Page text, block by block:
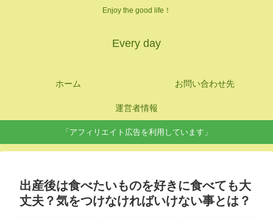
Enjoy the good life！
Every day
ホーム お問い合わせ先
運営者情報
「アフィリエイト広告を利用しています」
出産後は食べたいものを好きに食べても大
丈夫？気をつけなければいけない事とは？